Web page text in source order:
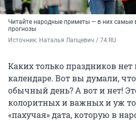
Читайте народные приметы — в них самые
прогнозы
Источник: Наталья Лапцевич / 74.RU
Каких только праздников
календаре. Вот вы думали,
обычный день? А вот и нет!
колоритных и важных и уж
«пахучая» дата, которую в